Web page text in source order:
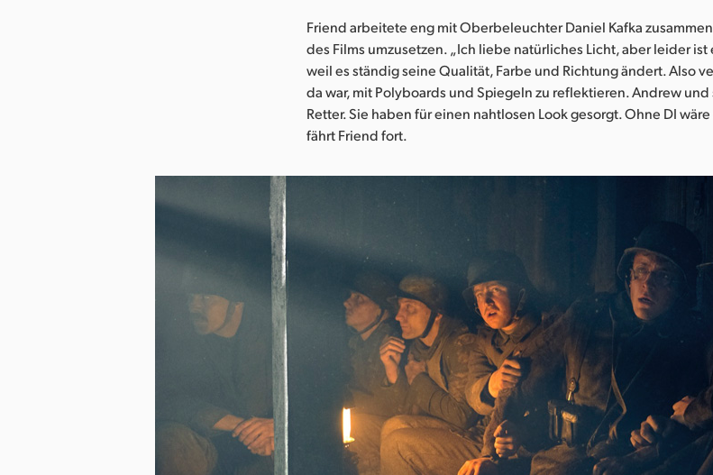
Friend arbeitete eng mit Oberbeleuchter Daniel Kafka
des Films umzusetzen. „Ich liebe natürliches Licht, aber leider
weil es ständig seine Qualität, Farbe und Richtung ändert. Also
da war, mit Polyboards und Spiegeln zu reflektieren. Andrew
Retter. Sie haben für einen nahtlosen Look gesorgt. Ohne DI
fährt Friend fort.